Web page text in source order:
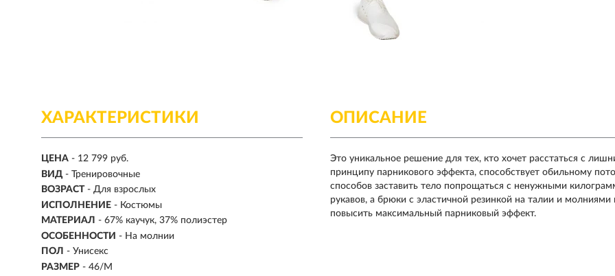
ХАРАКТЕРИСТИКИ
ЦЕНА - 12 799 руб.
ВИД - Тренировочные
ВОЗРАСТ - Для взрослых
ИСПОЛНЕНИЕ - Костюмы
МАТЕРИАЛ - 67% каучук, 37% полиэстер
ОСОБЕННОСТИ - На молнии
ПОЛ - Унисекс
РАЗМЕР - 46/M
ОПИСАНИЕ
Это уникальное решение для тех, кто хочет расстаться с
принципу парникового эффекта, способствует обильному
способов заставить тело попрощаться с ненужными
рукавов, а брюки с эластичной резинкой на талии и
повысить максимальный парниковый эффект.